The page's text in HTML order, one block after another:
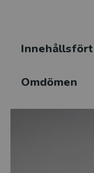
de lokala
Politik som
offentlig
inom den
Omdömen